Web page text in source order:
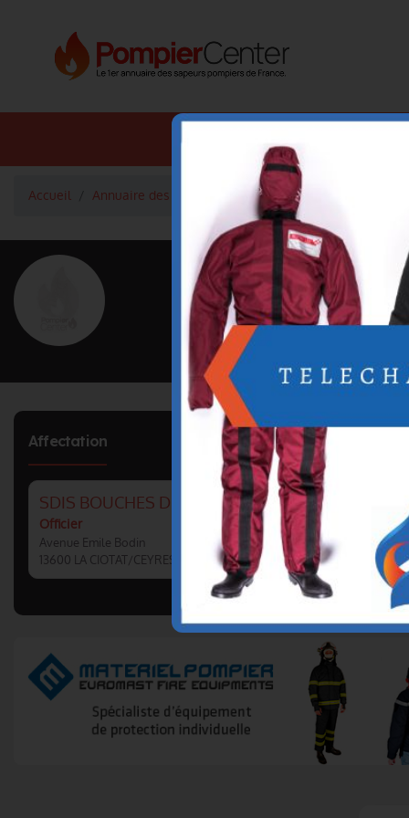
Accueil Annuaire des pompiers Lieutenant SANZ Patrick
< Retour à la liste des pompiers
SANZ
Grade : Lieutenant
Affectation
SDIS BOUCHES DU RHONE : CS LA CIOTAT/
Officier
Avenue Emile Bodin
13600 LA CIOTAT/CEYRESTE